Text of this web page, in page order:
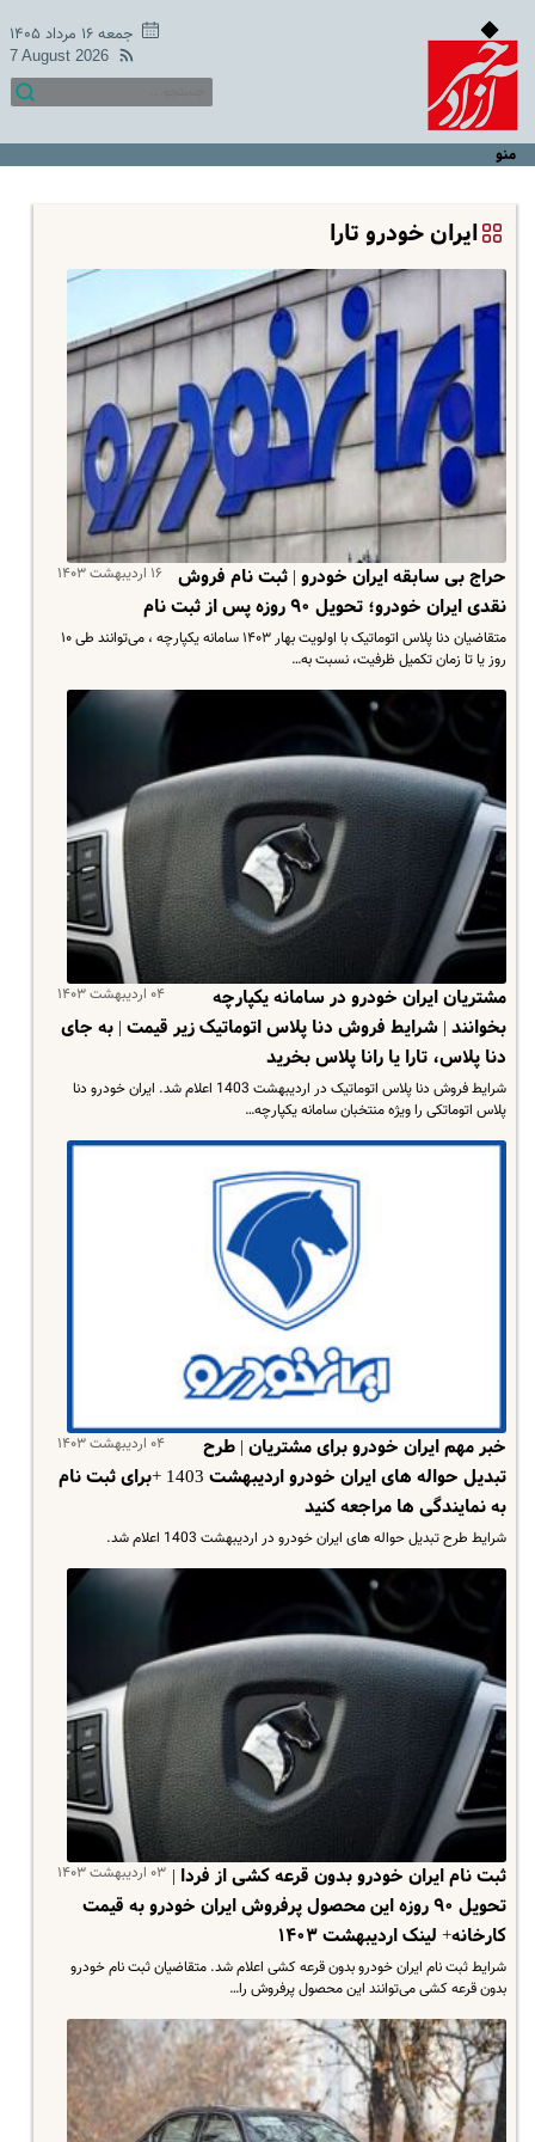
جمعه ۱۶ مرداد ۱۴۰۵
7 August 2026
منو
ایران خودرو تارا
۱۶ اردیبهشت ۱۴۰۳
حراج بی سابقه ایران خودرو | ثبت نام فروش
نقدی ایران خودرو؛ تحویل ۹۰ روزه پس از ثبت نام
متقاضیان دنا پلاس اتوماتیک با اولویت بهار ۱۴۰۳ سامانه یکپارچه ، می‌توانند طی ۱۰
روز یا تا زمان تکمیل ظرفیت، نسبت به…
۰۴ اردیبهشت ۱۴۰۳
مشتریان ایران خودرو در سامانه یکپارچه
بخوانند | شرایط فروش دنا پلاس اتوماتیک زیر قیمت | به جای
دنا پلاس، تارا یا رانا پلاس بخرید
شرایط فروش دنا پلاس اتوماتیک در اردیبهشت 1403 اعلام شد. ایران خودرو دنا
پلاس اتوماتکی را ویژه منتخبان سامانه یکپارچه…
۰۴ اردیبهشت ۱۴۰۳
خبر مهم ایران خودرو برای مشتریان | طرح
تبدیل حواله های ایران خودرو اردیبهشت 1403 +برای ثبت نام
به نمایندگی ها مراجعه کنید
شرایط طرح تبدیل حواله های ایران خودرو در اردیبهشت 1403 اعلام شد.
۰۳ اردیبهشت ۱۴۰۳ ثبت نام ایران خودرو بدون قرعه کشی از فردا |
تحویل ۹۰ روزه این محصول پرفروش ایران خودرو به قیمت
کارخانه+ لینک اردیبهشت ۱۴۰۳
شرایط ثبت نام ایران خودرو بدون قرعه کشی اعلام شد. متقاضیان ثبت نام خودرو
بدون قرعه کشی می‌توانند این محصول پرفروش را…